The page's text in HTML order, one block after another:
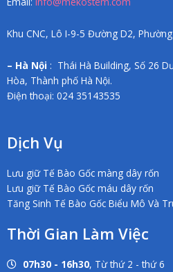
Khu CNC, Lô I-9-5 Đường D2,
– Hà Nội : Thái Hà Building, Số 26
Hòa, Thành phố Hà Nội.
Điện thoại: 024 35143535
Dịch Vụ
Lưu giữ Tế Bào Gốc màng dây rốn
Lưu giữ Tế Bào Gốc máu dây rốn
Tăng Sinh Tế Bào Gốc Biểu Mô Và
Thời Gian Làm Việc
07h30 - 16h30, Từ thứ 2 - thứ 6